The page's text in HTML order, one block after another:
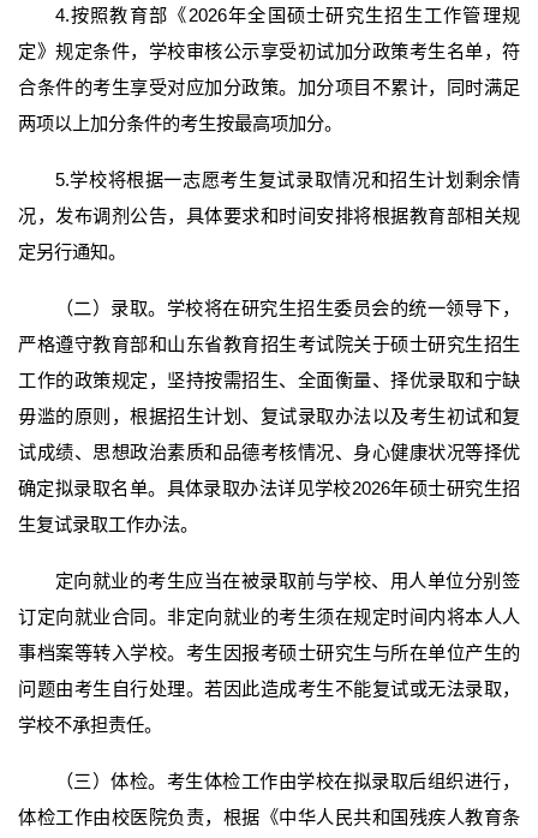
4.按照教育部《2026年全国硕士研究生招生工作管理规
定》规定条件，学校审核公示享受初试加分政策考生名单，符
合条件的考生享受对应加分政策。加分项目不累计，同时满足
两项以上加分条件的考生按最高项加分。
5.学校将根据一志愿考生复试录取情况和招生计划剩余情
况，发布调剂公告，具体要求和时间安排将根据教育部相关规
定另行通知。
（二）录取。学校将在研究生招生委员会的统一领导下，
严格遵守教育部和山东省教育招生考试院关于硕士研究生招生
工作的政策规定，坚持按需招生、全面衡量、择优录取和宁缺
毋滥的原则，根据招生计划、复试录取办法以及考生初试和复
试成绩、思想政治素质和品德考核情况、身心健康状况等择优
确定拟录取名单。具体录取办法详见学校2026年硕士研究生招
生复试录取工作办法。
定向就业的考生应当在被录取前与学校、用人单位分别签
订定向就业合同。非定向就业的考生须在规定时间内将本人人
事档案等转入学校。考生因报考硕士研究生与所在单位产生的
问题由考生自行处理。若因此造成考生不能复试或无法录取，
学校不承担责任。
（三）体检。考生体检工作由学校在拟录取后组织进行，
体检工作由校医院负责，根据《中华人民共和国残疾人教育条